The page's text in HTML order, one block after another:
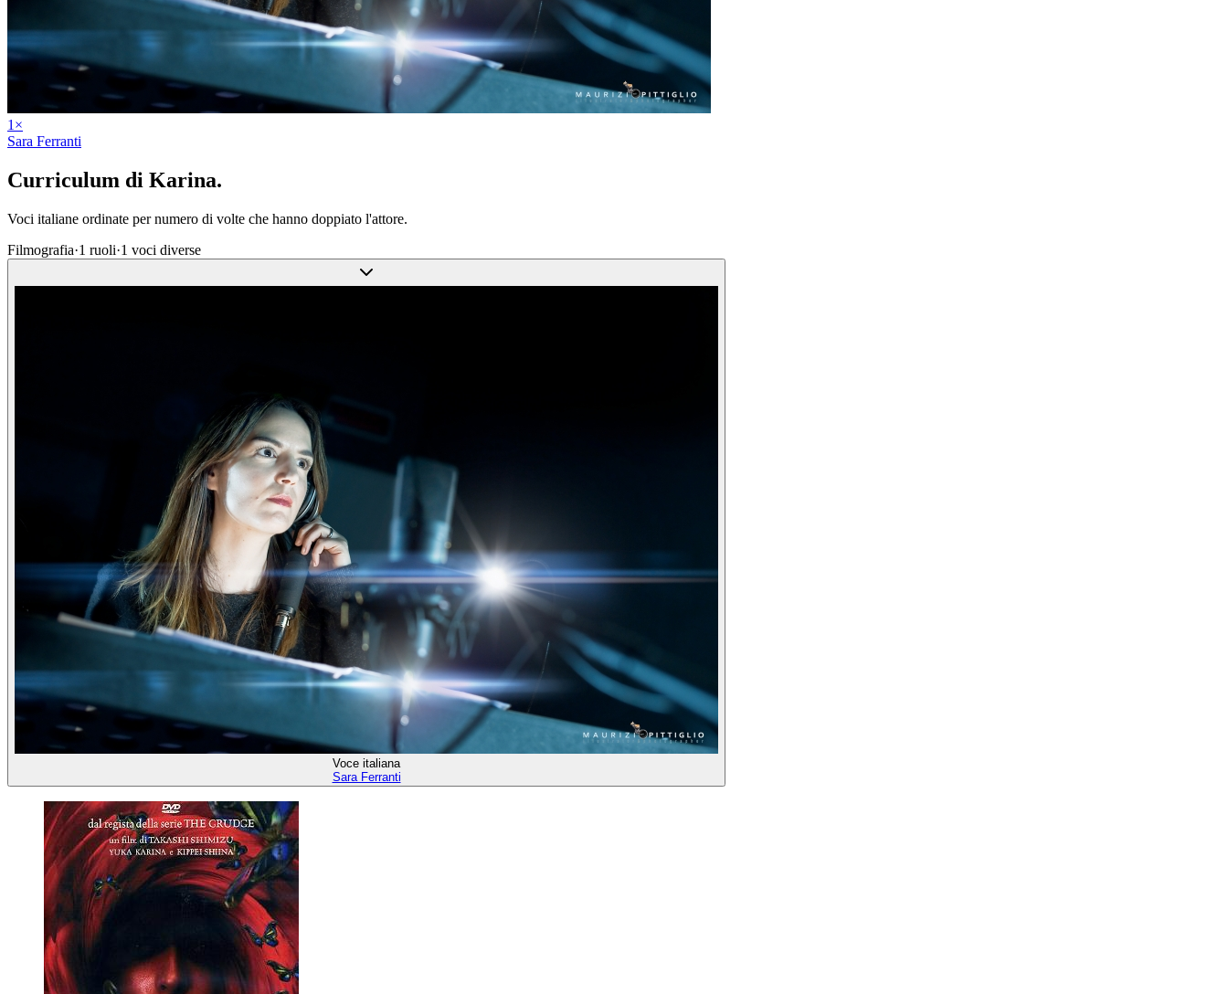
1 ×
Sara Ferranti
Curriculum di Karina.
Voci italiane ordinate per numero di volte che hanno doppiato l'attore.
Filmografia·1 ruoli·1 voci diverse
Voce italiana
Sara Ferranti